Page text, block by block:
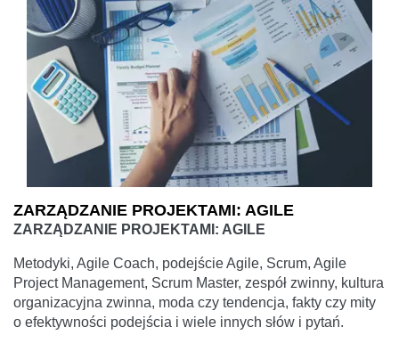
ZARZĄDZANIE PROJEKTAMI: AGILE
ZARZĄDZANIE PROJEKTAMI: AGILE
Metodyki, Agile Coach, podejście Agile, Scrum, Agile
Project Management, Scrum Master, zespół zwinny, kultura
organizacyjna zwinna, moda czy tendencja, fakty czy mity
o efektywności podejścia i wiele innych słów i pytań.